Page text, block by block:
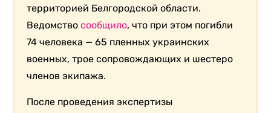
территорией Белгородской области.
Ведомствосообщило, что при этом погибли
74 человека — 65 пленных украинских
военных, трое сопровождающих и шестеро
членов экипажа.
После проведения экспертизы